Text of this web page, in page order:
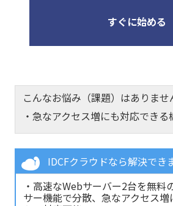
すぐに始める
こんなお悩み（課題）はありませ
・急なアクセス増にも対応でき
IDCFクラウドなら解決でき
・高速なWebサーバー2台を無料
サー機能で分散、急なアクセス